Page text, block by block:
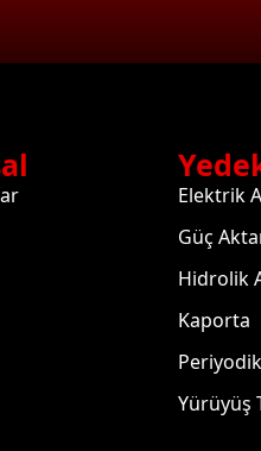
Elektrik
Güç
Hidrolik
Kaporta
Yürüyüş